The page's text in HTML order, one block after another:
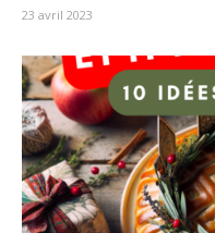
23 avril 2023